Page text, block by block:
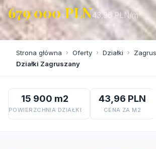
679 000 PLN43,96 PLN/m²
Strona główna › Oferty › Działki ›
Działki Zagruszany
15 900 m2
POWIERZCHNIA DZIAŁKI
43,96 PLN
CENA ZA M2